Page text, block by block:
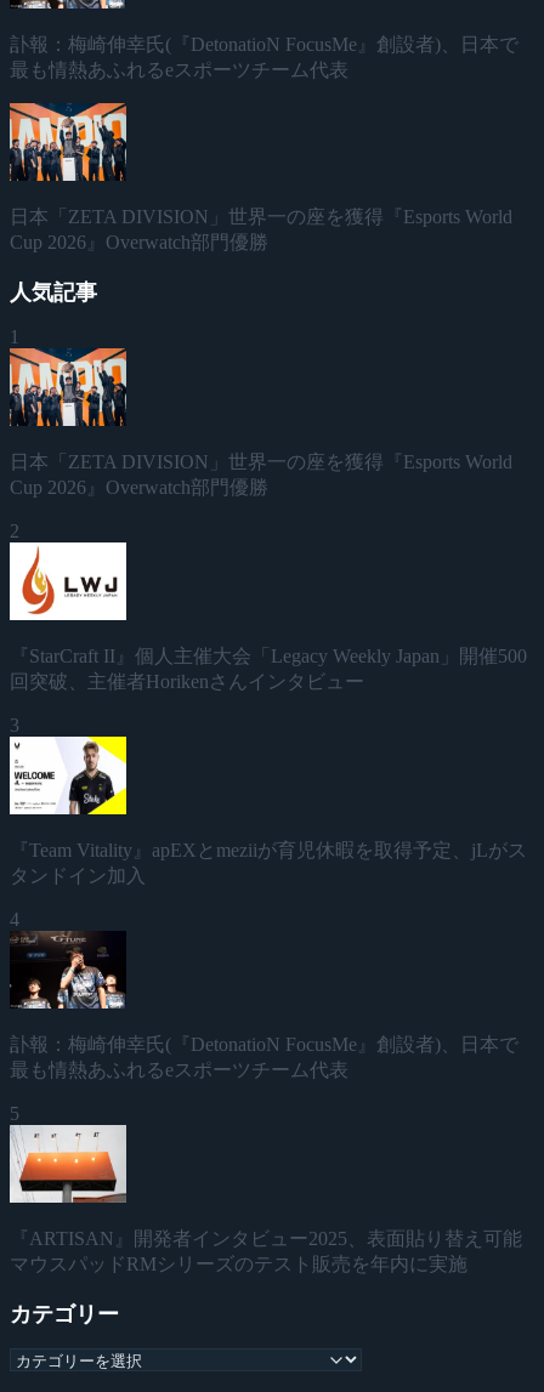
訃報：梅崎伸幸氏(『DetonatioN FocusMe』創設者)、日本で
最も情熱あふれるeスポーツチーム代表
日本「ZETA DIVISION」世界一の座を獲得『Esports World
Cup 2026』Overwatch部門優勝
人気記事
1
日本「ZETA DIVISION」世界一の座を獲得『Esports World
Cup 2026』Overwatch部門優勝
2
『StarCraft II』個人主催大会「Legacy Weekly Japan」開催500
回突破、主催者Horikenさんインタビュー
3
『Team Vitality』apEXとmeziiが育児休暇を取得予定、jLがス
タンドイン加入
4
訃報：梅崎伸幸氏(『DetonatioN FocusMe』創設者)、日本で
最も情熱あふれるeスポーツチーム代表
5
『ARTISAN』開発者インタビュー2025、表面貼り替え可能
マウスパッドRMシリーズのテスト販売を年内に実施
カテゴリー